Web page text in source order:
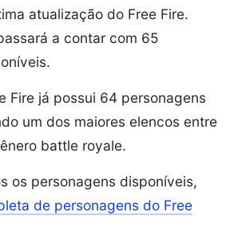
atualização do Free Fire.
a contar com 65
Fire já possui 64 personagens
um dos maiores elencos entre
battle royale.
os personagens disponíveis,
de personagens do Free